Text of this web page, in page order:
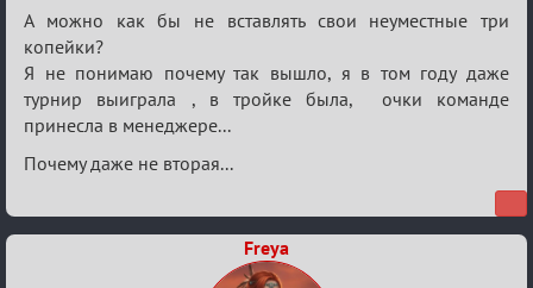
Re:
Разговоры
о
XIX
ТПК.
А можно как бы не вставлять свои неуместные три
копейки?
Я не понимаю почему так вышло, я в том году даже
турнир выиграла , в тройке была, очки команде
принесла в менеджере...
Почему даже не вторая...
Freya